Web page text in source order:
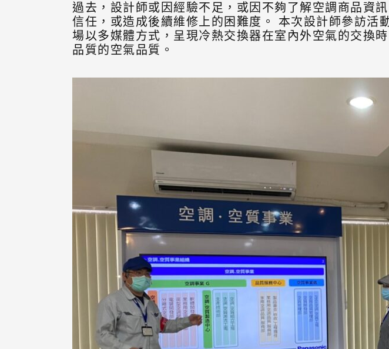
過去，設計師或因經驗不足，或因不夠了解空調商品資
信任，或造成後續維修上的困難度。 本次設計師參訪活
場以多媒體方式，呈現冷熱交換器在室內外空氣的交換
品質的空氣品質。